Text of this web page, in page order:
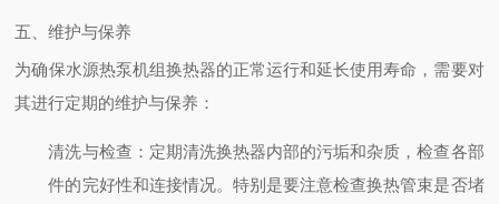
五、维护与保养
为确保水源热泵机组换热器的正常运行和延长使用寿命，需要对
其进行定期的维护与保养：
清洗与检查 ：定期清洗换热器内部的污垢和杂质，检查各部
件的完好性和连接情况。特别是要注意检查换热管束是否堵